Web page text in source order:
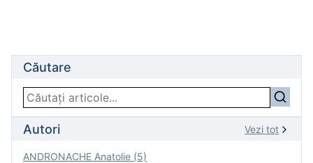
Căutare
Autori Vezi tot
ANDRONACHE Anatolie (5)